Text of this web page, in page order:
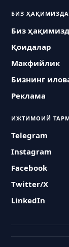
БИЗ ҲАҚИМИЗДА
Биз
Қоидалар
Макфийлик
Бизнинг
Реклама
ИЖТИМОИЙ
Telegram
Instagram
Facebook
Twitter/X
LinkedIn